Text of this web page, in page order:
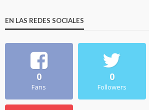
EN LAS REDES SOCIALES
0
Fans
0
Followers